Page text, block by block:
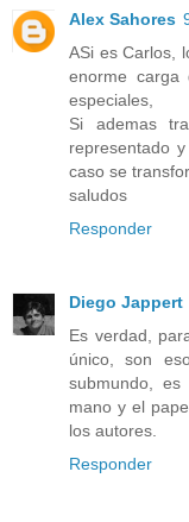
Alex Sahores
ASi es Carlos,
enorme carga
especiales,
Si ademas
representado
caso se
saludos
Responder
Diego Jappert
Es verdad,
único, son
submundo,
mano y el
los autores.
Responder